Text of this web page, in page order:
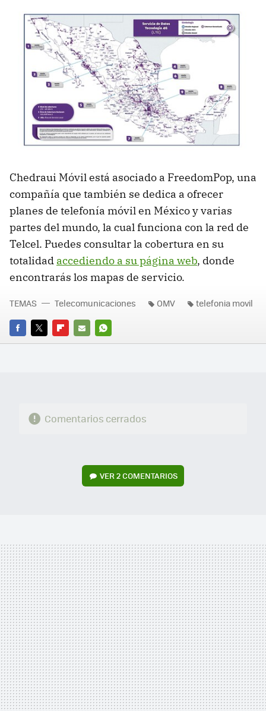
Chedraui Móvil está asociado a FreedomPop, una
compañía que también se dedica a ofrecer
planes de telefonía móvil en México y varias
partes del mundo, la cual funciona con la red de
Telcel. Puedes consultar la cobertura en su
totalidad accediendo a su página web, donde
encontrarás los mapas de servicio.
FACEBOOK
TWITTERFLIPBOARD
E-
WHATSAPP
TEMAS Telecomunicaciones OMV telefonia movil
Comentarios cerrados
VER2 COMENTARIOS